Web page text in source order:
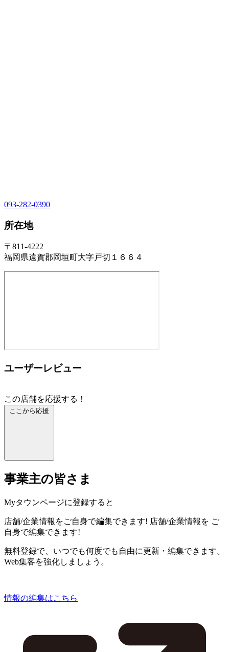
093-282-0390
所在地
〒811-4222
福岡県遠賀郡岡垣町大字戸切１６６４
ユーザーレビュー
この店舗を応援する！
ここから応援
事業主の皆さま
Myタウンページに登録すると
店舗/企業情報をご自身で編集できます! 店舗/企業情報を ご
自身で編集できます!
無料登録で、いつでも何度でも自由に更新・編集できます。
Web集客を強化しましょう。
情報の編集はこちら